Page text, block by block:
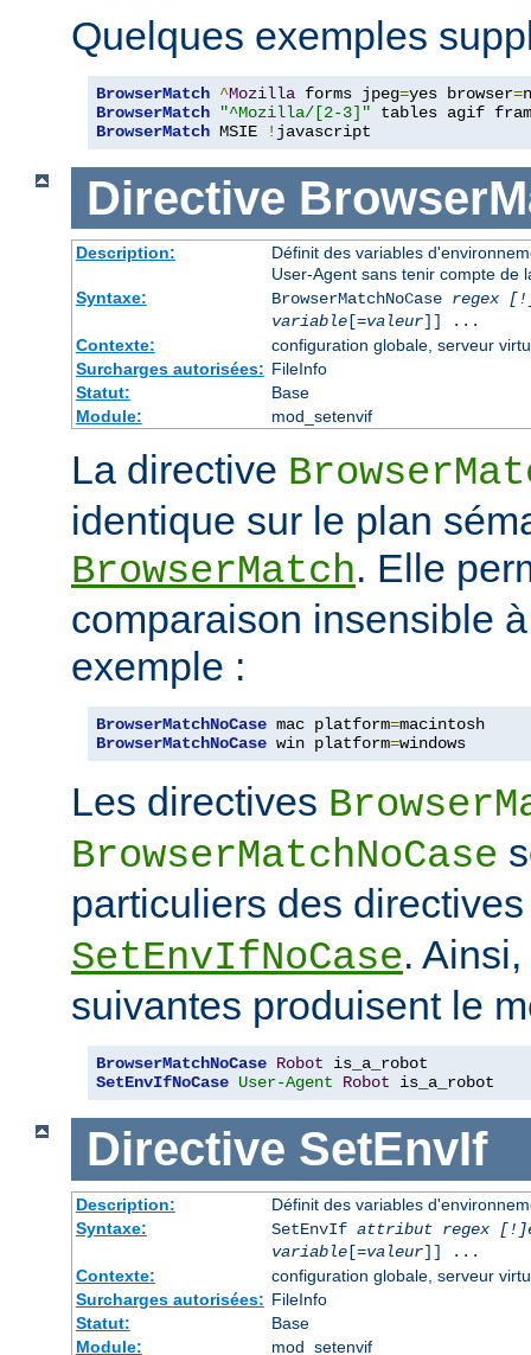
Quelques exemples
BrowserMatch ^Mozilla forms jpeg=yes browser=
BrowserMatch
"^Mozilla/[2-3]"
BrowserMatch MSIE ! javascript
Directive
Description:
Définit des variables
User-Agent sans tenir compte de
Syntaxe:
BrowserMatchNoCase regex
variable[=valeur]] ...
Contexte:
configuration globale, serveur
Surcharges autorisées: FileInfo
Statut:
Base
Module:
mod_setenvif
La directive
identique sur le plan
BrowserMatch. Elle
comparaison insensible
exemple :
BrowserMatchNoCase mac platform=
BrowserMatchNoCase win platform=windows
Les directives
BrowserMatchNoCase
particuliers des
SetEnvIfNoCase.
suivantes produisent le
BrowserMatchNoCase Robot
SetEnvIfNoCase User-Agent Robot is_a_robot
Directive SetEnvIf
Description:
Définit des variables
Syntaxe:
SetEnvIf attribut regex
variable[=valeur]] ...
Contexte:
configuration globale, serveur
Surcharges autorisées: FileInfo
Statut:
Base
Module:
mod_setenvif